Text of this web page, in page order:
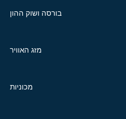
בורסה ושוק ההון
מזג האוויר
מכוניות